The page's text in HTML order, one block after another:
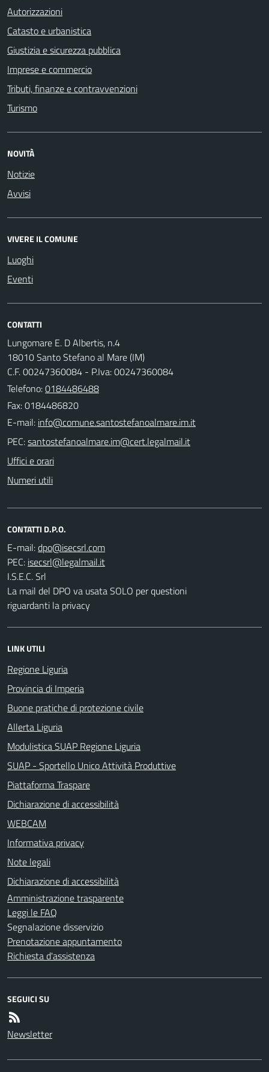
Autorizzazioni
Catasto e urbanistica
Giustizia e sicurezza pubblica
Imprese e commercio
Tributi, finanze e contravvenzioni
Turismo
NOVITÀ
Notizie
Avvisi
VIVERE IL COMUNE
Luoghi
Eventi
CONTATTI
Lungomare E. D Albertis, n.4
18010 Santo Stefano al Mare (IM)
C.F. 00247360084 - P.Iva: 00247360084
Telefono:0184486488
Fax: 0184486820
E-mail:
PEC:
Uffici e orari
Numeri utili
CONTATTI D.P.O.
E-mail:
PEC:
I.S.E.C. Srl
La mail del DPO va usata SOLO per questioni
riguardanti la privacy
LINK UTILI
Regione Liguria
Provincia di Imperia
Buone pratiche di protezione civile
Allerta Liguria
Modulistica SUAP Regione Liguria
SUAP - Sportello Unico Attività Produttive
Piattaforma Traspare
Dichiarazione di accessibilità
WEBCAM
Informativa privacy
Note legali
Dichiarazione di accessibilità
Amministrazione trasparente
Leggi le FAQ
Segnalazione disservizio
Prenotazione appuntamento
Richiesta d'assistenza
SEGUICI SU
Newsletter